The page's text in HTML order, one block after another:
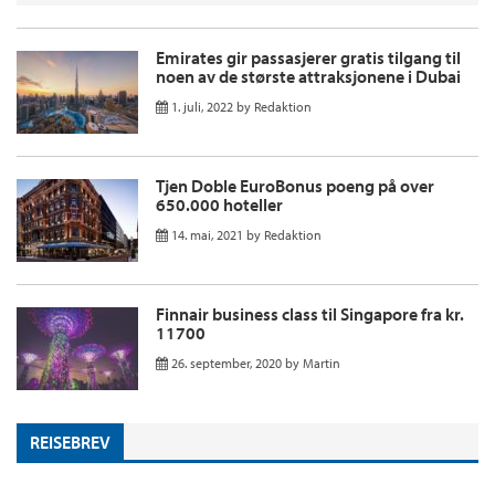
Emirates gir passasjerer gratis tilgang til
noen av de største attraksjonene i Dubai
1. juli, 2022 by Redaktion
Tjen Doble EuroBonus poeng på over
650.000 hoteller
14. mai, 2021 by Redaktion
Finnair business class til Singapore fra kr.
11700
26. september, 2020 by Martin
REISEBREV